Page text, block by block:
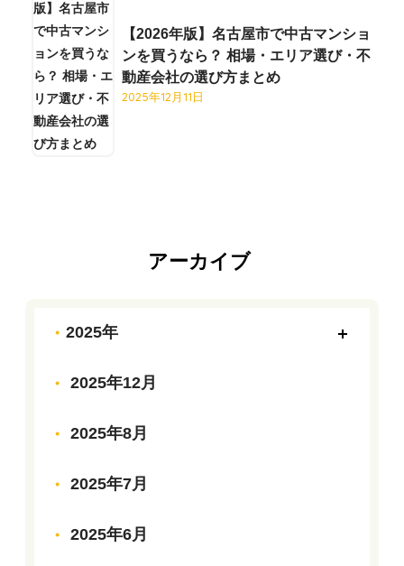
【2026年版】名古屋市で中古マンショ
ンを買うなら？ 相場・エリア選び・不
動産会社の選び方まとめ
2025年12月11日
アーカイブ
2025年
2025年12月
2025年8月
2025年7月
2025年6月